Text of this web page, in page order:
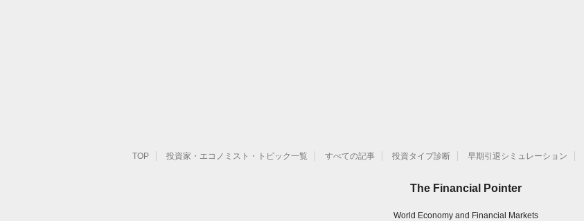
TOP 投資家・エコノミスト・トピック一覧 すべての記事 投資タイプ診断 早期引退シミュレーション
The Financial Pointer
World Economy and Financial Markets